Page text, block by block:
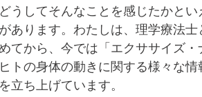
どうしてそんなことを感じたかと
があります。わたしは、理学療法
てから、今では「エクササイズ・
ヒトの身体の動きに関する様々な
を立ち上げています。